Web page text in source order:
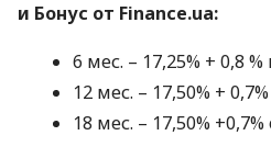
и Бонус от Finance.ua:
6 мес. – 17,25% + 0,8
12 мес. – 17,50% +
18 мес. – 17,50% +0,7%